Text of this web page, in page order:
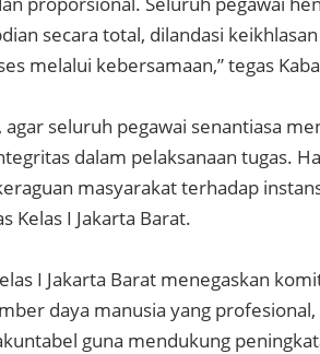
secara total, dilandasi
melalui kebersamaan,” tegas
agar seluruh pegawai senantiasa
dalam pelaksanaan tugas.
masyarakat terhadap
Kelas I Jakarta Barat.
I Jakarta Barat menegaskan
daya manusia yang
guna mendukung